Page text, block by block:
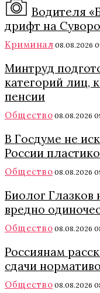
Водителя
дрифт на
Криминал 08.08.2026
Минтруд
категорий лиц,
пенсии
Общество 08.08.2026
В Госдуме не
России
Общество 08.08.2026
Биолог
вредно
Общество 08.08.2026
Россиянам
сдачи
Общество 08.08.2026